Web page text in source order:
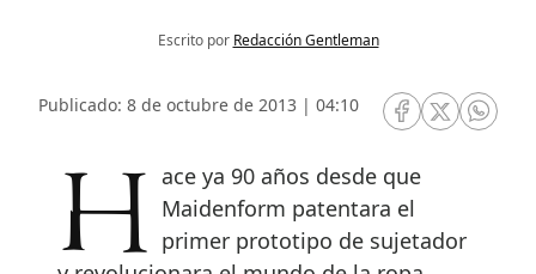
Escrito por Redacción Gentleman
Publicado: 8 de octubre de 2013 | 04:10
RRSS Facebook
RRSSRRSS
Hace ya 90 años desde que Maidenform patentara el
primer prototipo de sujetador